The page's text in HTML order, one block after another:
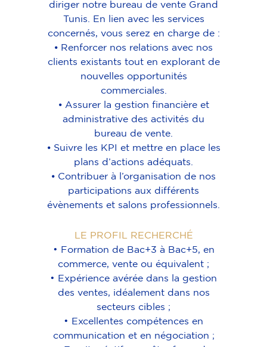
diriger notre bureau de vente Grand
Tunis. En lien avec les services
concernés, vous serez en charge de :
⦁ Renforcer nos relations avec nos
clients existants tout en explorant de
nouvelles opportunités
commerciales.
⦁ Assurer la gestion financière et
administrative des activités du
bureau de vente.
⦁ Suivre les KPI et mettre en place les
plans d’actions adéquats.
⦁ Contribuer à l’organisation de nos
participations aux différents
évènements et salons professionnels.
LE PROFIL RECHERCHÉ
• Formation de Bac+3 à Bac+5, en
commerce, vente ou équivalent ;
• Expérience avérée dans la gestion
des ventes, idéalement dans nos
secteurs cibles ;
• Excellentes compétences en
communication et en négociation ;